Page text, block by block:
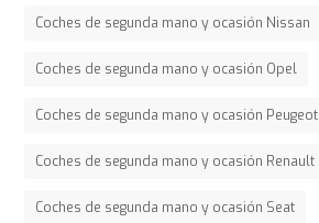
Coches de segunda mano y ocasión Nissan
Coches de segunda mano y ocasión Opel
Coches de segunda mano y ocasión Peugeot
Coches de segunda mano y ocasión Renault
Coches de segunda mano y ocasión Seat